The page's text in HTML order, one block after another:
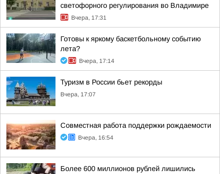
светофорного регулирования во Владимире
Вчера, 17:31
Готовы к яркому баскетбольному событию
лета?
Вчера, 17:14
Туризм в России бьет рекорды
Вчера, 17:07
Совместная работа поддержки рождаемости
Вчера, 16:54
Более 600 миллионов рублей лишились